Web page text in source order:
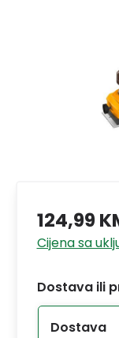
124,99
Cijena sa
Dostava ili
Dostava